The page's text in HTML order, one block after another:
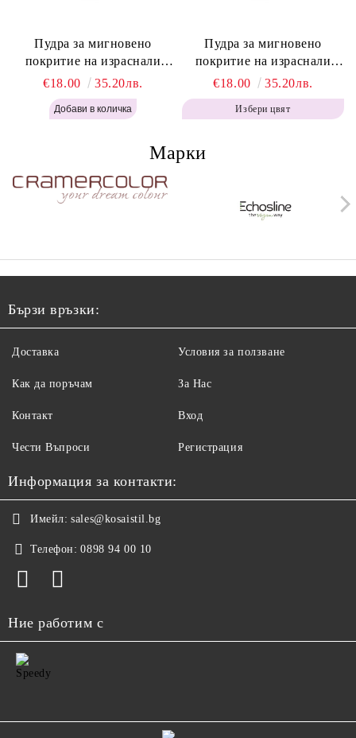
Пудра за мигновено
покритие на израснали
корени Топло Кафяво -
Labor Pro Instant Retouch
Powder - Warm Brown H643
€18.00 35.20лв.
Пудра за мигновено
покритие на израснали
корени Кафяво - Labor Pro
Instant Retouch Powder -
Brown H642
€18.00 35.20лв.
Избери цвят
Марки
Бързи връзки:
Доставка
Как да поръчам
Контакт
Чести Въпроси
Условия за ползване
За Нас
Вход
Регистрация
Информация за контакти:
Имейл: sales@kosaistil.bg
Телефон: 0898 94 00 10
Ние работим с